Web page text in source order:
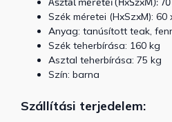
Szék méretei (HxSzxM): 60
Anyag: tanúsított teak,
Szék teherbírása: 160 kg
Asztal teherbírása: 75 kg
Szín: barna
Szállítási terjedelem: